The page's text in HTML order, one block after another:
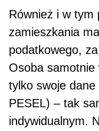
Również i w tym
zamieszkania
podatkowego,
Osoba samotnie
tylko swoje
PESEL) – tak
indywidualnym.